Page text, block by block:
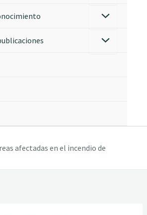
afectadas en el incendio de